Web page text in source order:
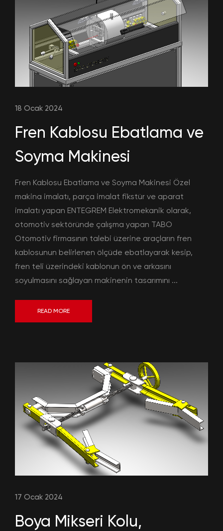
18 Ocak 2024
Fren Kablosu Ebatlama ve
Soyma Makinesi
Fren Kablosu Ebatlama ve Soyma Makinesi Özel
makina imalatı, parça imalat fikstür ve aparat
imalatı yapan ENTEGREM Elektromekanik olarak,
otomotiv sektöründe çalışma yapan TABO
Otomotiv firmasının talebi üzerine araçların fren
kablosunun belirlenen ölçüde ebatlayarak kesip,
fren teli üzerindeki kablonun ön ve arkasını
soyulmasını sağlayan makinenin tasarımını ...
READ MORE
17 Ocak 2024
Boya Mikseri Kolu,